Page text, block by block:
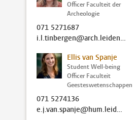
Officer Faculteit der
Archeologie
071 5271687
i.l.tinbergen@arch.leidenuniv.nl
Ellis van Spanje
Student Well-being
Officer Faculteit
Geesteswetenschappen
071 5274136
e.j.van.spanje@hum.leidenuniv.nl